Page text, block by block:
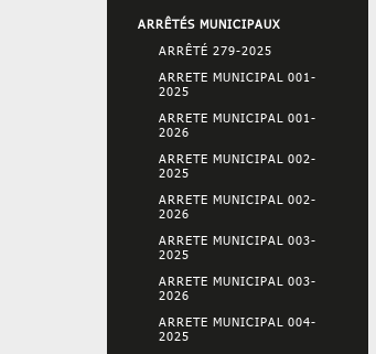
ARRÊTÉS MUNICIPAUX
ARRÊTÉ 279-2025
ARRETE MUNICIPAL 001-
2025
ARRETE MUNICIPAL 001-
2026
ARRETE MUNICIPAL 002-
2025
ARRETE MUNICIPAL 002-
2026
ARRETE MUNICIPAL 003-
2025
ARRETE MUNICIPAL 003-
2026
ARRETE MUNICIPAL 004-
2025